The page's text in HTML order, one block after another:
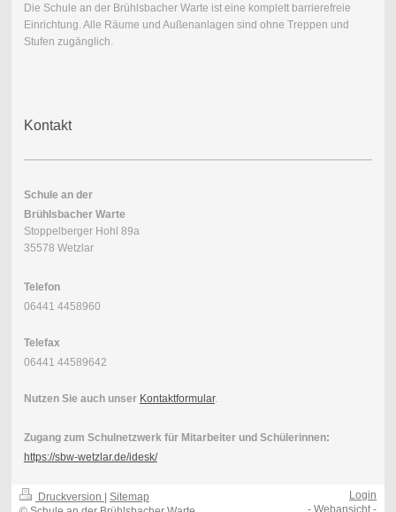
Die Schule an der Brühlsbacher Warte ist eine komplett barrierefreie
Einrichtung. Alle Räume und Außenanlagen sind ohne Treppen und
Stufen zugänglich.
Kontakt
Schule an der
Brühlsbacher Warte
Stoppelberger Hohl 89a
35578 Wetzlar
Telefon
06441 4458960
Telefax
06441 44589642
Nutzen Sie auch unser Kontaktformular.
Zugang zum Schulnetzwerk für Mitarbeiter und Schülerinnen:
https://sbw-wetzlar.de/idesk/
Druckversion
Sitemap
Login
-Webansicht -